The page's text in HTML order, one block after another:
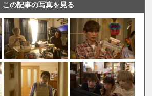
この記事の写真を見る